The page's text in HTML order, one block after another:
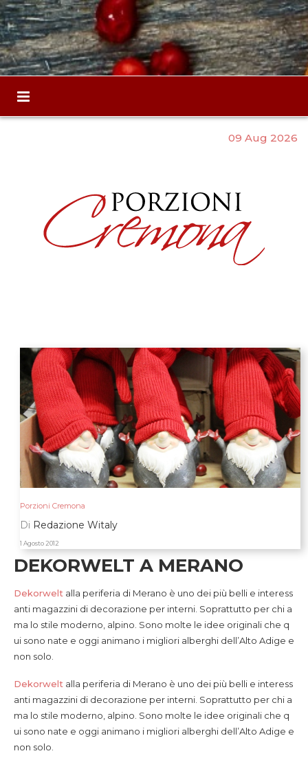
09 Aug 2026
Porzioni Cremona
Di Redazione Witaly
1 Agosto 2012
DEKORWELT A MERANO
Dekorwelt alla periferia di Merano è uno dei più belli e interess
anti magazzini di decorazione per interni. Soprattutto per chi a
ma lo stile moderno, alpino. Sono molte le idee originali che q
ui sono nate e oggi animano i migliori alberghi dell’Alto Adige e
non solo.
Dekorwelt alla periferia di Merano è uno dei più belli e interess
anti magazzini di decorazione per interni. Soprattutto per chi a
ma lo stile moderno, alpino. Sono molte le idee originali che q
ui sono nate e oggi animano i migliori alberghi dell’Alto Adige e
non solo.